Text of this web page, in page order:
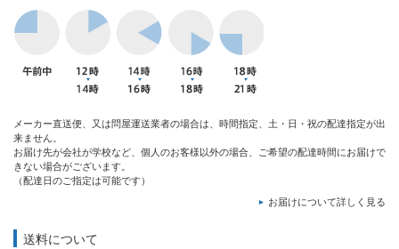
メーカー直送便、又は問屋運送業者の場合は、時間指定、土・日・祝の配達指定が出
来ません。
お届け先が会社が学校など、個人のお客様以外の場合、ご希望の配達時間にお届けで
きない場合がございます。
（配達日のご指定は可能です）
お届けについて詳しく見る
送料について